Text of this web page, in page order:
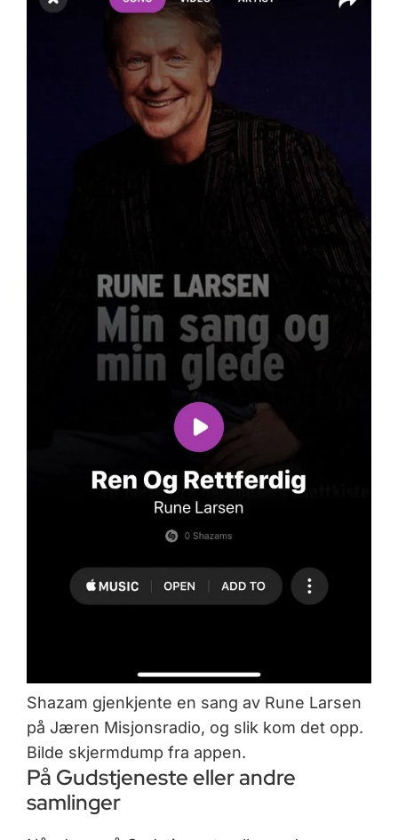
Shazam gjenkjente en sang av Rune Larsen
på Jæren Misjonsradio, og slik kom det opp.
Bilde skjermdump fra appen.
På Gudstjeneste eller andre
samlinger